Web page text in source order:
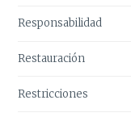
Responsabilidad
Restauración
Restricciones